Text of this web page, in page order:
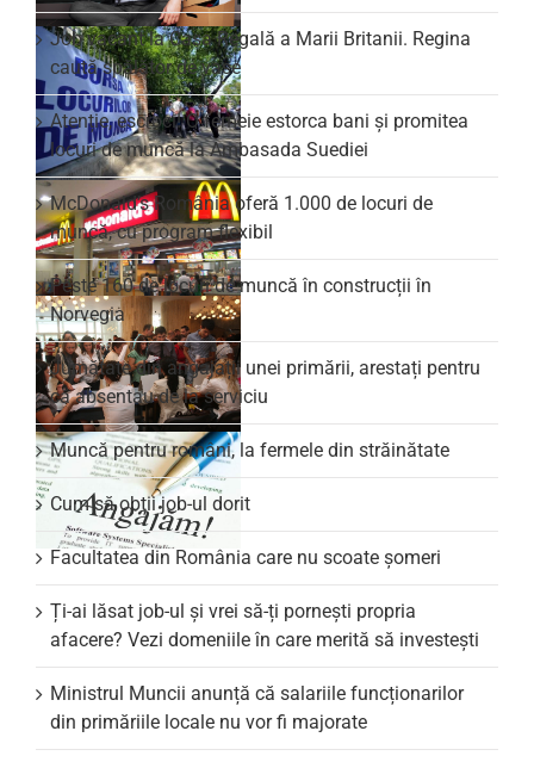
Job vacant la Casa Regală a Marii Britanii. Regina
caută spălător de vase
Atenție, escroci! O femeie estorca bani și promitea
locuri de muncă la Ambasada Suediei
McDonald’s România oferă 1.000 de locuri de
muncă, cu program flexibil
Peste 160 de locuri de muncă în construcții în
Norvegia
Jumătate din angajații unei primării, arestați pentru
că absentau de la serviciu
Muncă pentru români, la fermele din străinătate
Cum să obții job-ul dorit
Facultatea din România care nu scoate şomeri
Ți-ai lăsat job-ul și vrei să-ți pornești propria
afacere? Vezi domeniile în care merită să investești
Ministrul Muncii anunță că salariile funcționarilor
din primăriile locale nu vor fi majorate